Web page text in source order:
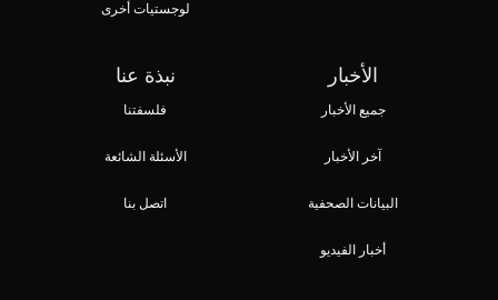
لوجستيات أخرى
الأخبار
جميع الأخبار
آخر الأخبار
البيانات الصحفية
أخبار الفيديو
نبذة عنا
فلسفتنا
الأسئلة الشائعة
اتصل بنا